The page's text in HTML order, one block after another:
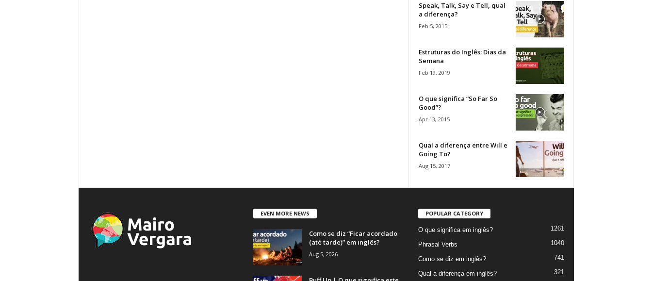
Speak, Talk, Say e Tell, qual
a diferença?
Feb 5, 2015
Estruturas do Inglês: Dias da
Semana
Feb 19, 2019
O que significa “So Far So
Good”?
Apr 13, 2015
Qual a diferença entre Will e
Going To?
Aug 15, 2017
EVEN MORE NEWS
Como se diz “Ficar acordado
(até tarde)” em inglês?
Aug 5, 2026
POPULAR CATEGORY
O que significa em inglês? 1261
Phrasal Verbs 1040
Como se diz em inglês? 741
Qual a diferença em inglês? 321